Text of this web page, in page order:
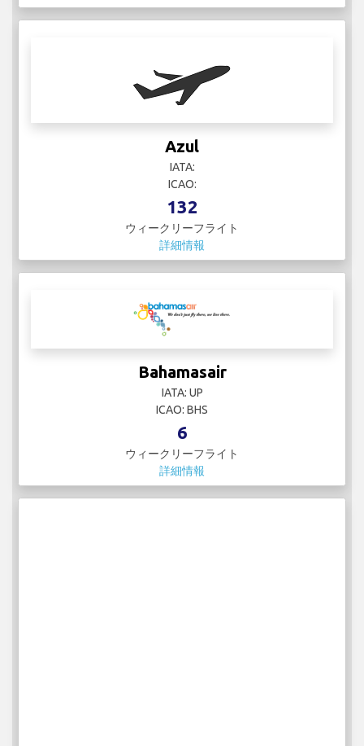
Azul
IATA:
ICAO:
132
ウィークリーフライト
詳細情報
Bahamasair
IATA: UP
ICAO: BHS
6
ウィークリーフライト
詳細情報